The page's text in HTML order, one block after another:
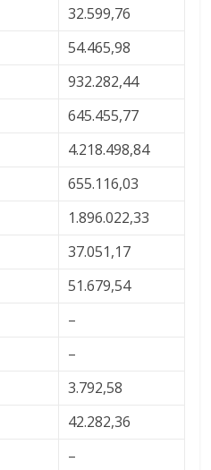
32.599,76
54.465,98
932.282,44
645.455,77
4.218.498,84
655.116,03
1.896.022,33
37.051,17
51.679,54
–
–
3.792,58
42.282,36
–